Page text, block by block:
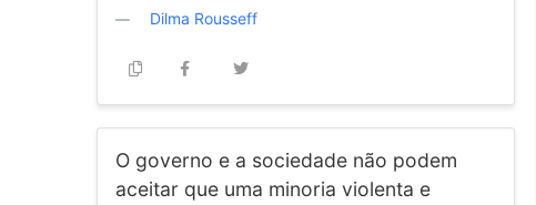
Dilma Rousseff
O governo e a sociedade não podem
aceitar que uma minoria violenta e